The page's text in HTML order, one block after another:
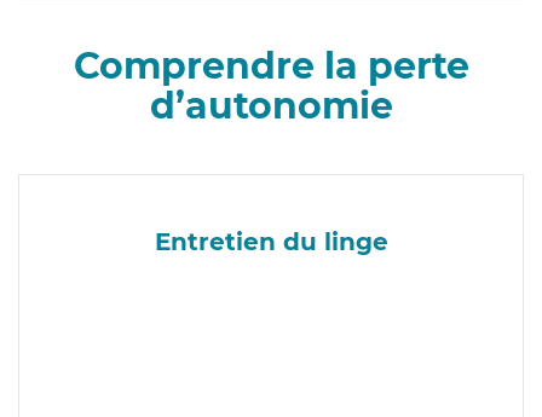
Comprendre la perte
d’autonomie
Entretien du linge